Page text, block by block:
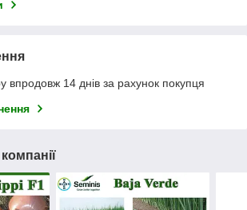
впродовж 14 днів за рахунок покупця